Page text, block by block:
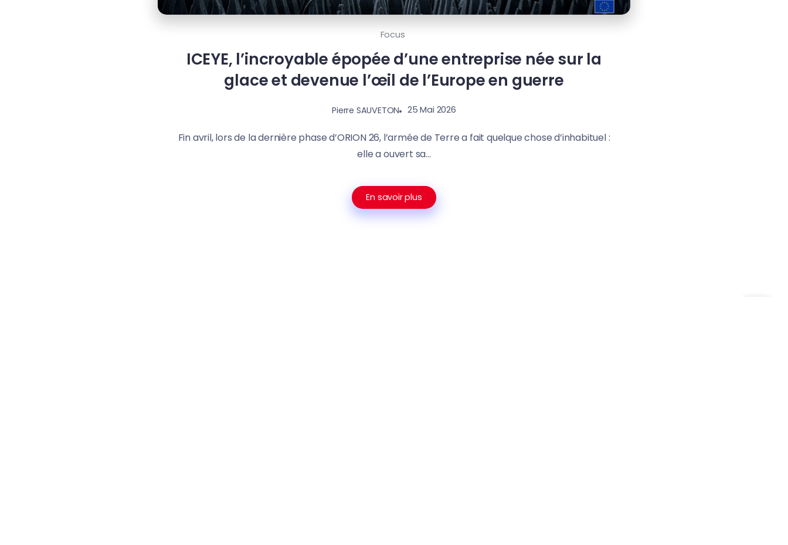
Focus
ICEYE, l’incroyable épopée d’une entreprise née sur la
glace et devenue l’œil de l’Europe en guerre
Pierre SAUVETON 25 Mai 2026
Fin avril, lors de la dernière phase d’ORION 26, l’armée de Terre a fait quelque chose d’inhabituel :
elle a ouvert sa...
En savoir plus